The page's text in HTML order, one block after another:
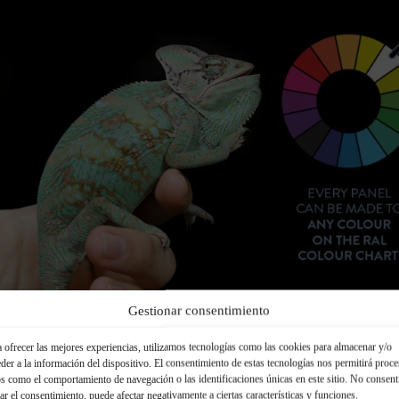
Gestionar consentimiento
ofrecer las mejores experiencias, utilizamos tecnologías como las cookies para almacenar y/o
a la información del dispositivo. El consentimiento de estas tecnologías nos permitirá
como el comportamiento de navegación o las identificaciones únicas en este sitio. No
el consentimiento, puede afectar negativamente a ciertas características y funciones.
subestime la importancia de crear un stand con una
dinámica en las ferias de muestras y en los espacios de
congresos Estos eventos ofrecen una gran oportunidad